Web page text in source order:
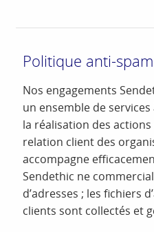
Politique anti-spam
Nos engagements
un ensemble de
la réalisation des
relation client des
accompagne
Sendethic ne
d’adresses ; les fichiers
clients sont collectés et